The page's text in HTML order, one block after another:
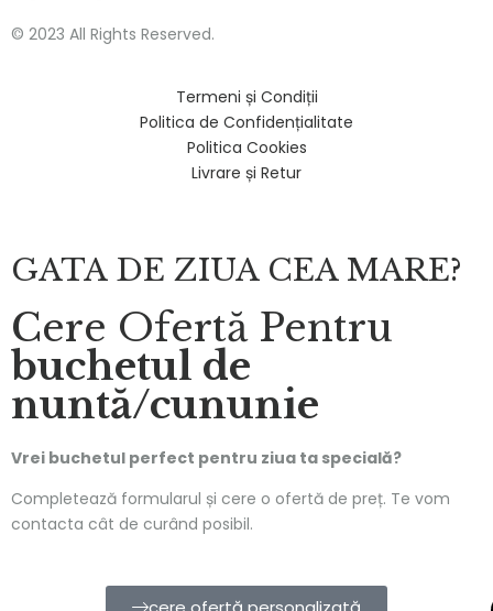
© 2023 All Rights Reserved.
Termeni și Condiții
Politica de Confidențialitate
Politica Cookies
Livrare și Retur
GATA DE ZIUA CEA MARE?
Cere Ofertă Pentru
buchetul de
nuntă/cununie
Vrei buchetul perfect pentru ziua ta specială?
Completează formularul și cere o ofertă de preț. Te vom
contacta cât de curând posibil.